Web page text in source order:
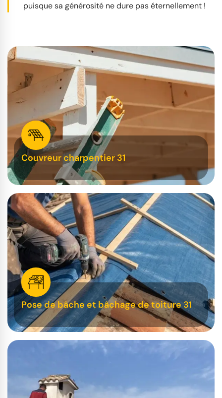
puisque sa générosité ne dure pas éternellement !
Couvreur charpentier 31
Pose de bâche et bâchage de toiture 31